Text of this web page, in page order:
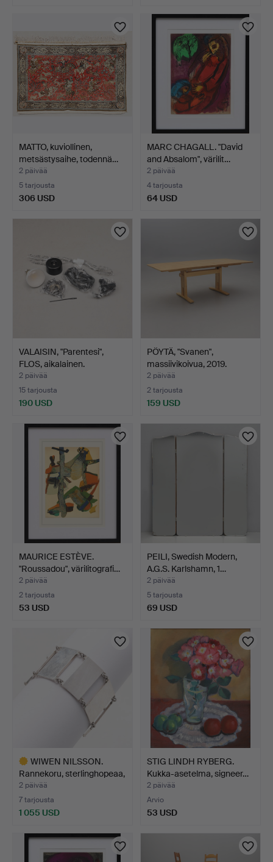
MATTO, kuviollinen,
metsästysaihe, todennä…
2 päivää
5 tarjousta
306 USD
MARC CHAGALL. "David
and Absalom", värilit…
2 päivää
4 tarjousta
64 USD
VALAISIN, "Parentesi",
FLOS, aikalainen.
2 päivää
15 tarjousta
190 USD
PÖYTÄ, "Svanen",
massiivikoivua, 2019.
2 päivää
2 tarjousta
159 USD
MAURICE ESTÈVE.
"Roussadou", värilitografi…
2 päivää
2 tarjousta
53 USD
PEILI, Swedish Modern,
A.G.S. Karlshamn, 1…
2 päivää
5 tarjousta
69 USD
WIWEN NILSSON.
Rannekoru, sterlinghopeaa,
…
2 päivää
7 tarjousta
1 055 USD
esine
STIG LINDH RYBERG.
Kukka-asetelma, signeer…
2 päivää
Arvio
53 USD